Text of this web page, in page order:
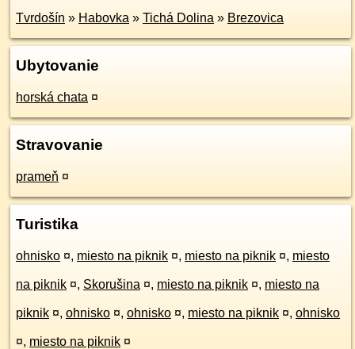
Tvrdošín » Habovka » Tichá Dolina » Brezovica
Ubytovanie
horská chata ¤
Stravovanie
prameň ¤
Turistika
ohnisko ¤, miesto na piknik ¤, miesto na piknik ¤, miesto
na piknik ¤, Skorušina ¤, miesto na piknik ¤, miesto na
piknik ¤, ohnisko ¤, ohnisko ¤, miesto na piknik ¤, ohnisko
¤, miesto na piknik ¤